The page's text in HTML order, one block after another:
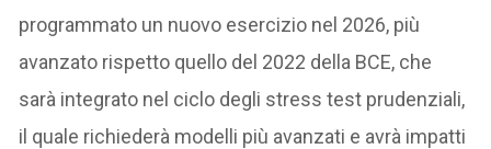
programmato un nuovo esercizio nel 2026, più
avanzato rispetto quello del 2022 della BCE, che
sarà integrato nel ciclo degli stress test prudenziali,
il quale richiederà modelli più avanzati e avrà impatti